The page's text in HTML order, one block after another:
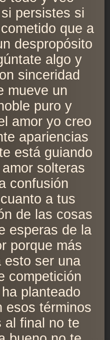
persistes si
que a
despropósito
algo y
sinceridad
mueve un
puro y
amor yo creo
apariencias
está guiando
solteras
confusión
a tus
de las cosas
esperas de la
porque más
esto ser una
competición
planteado
esos términos
al final no te